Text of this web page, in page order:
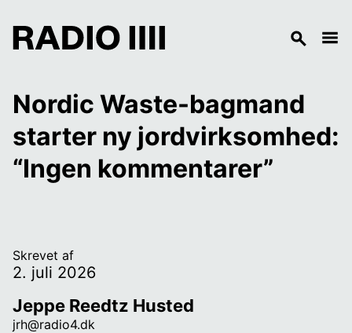
Nordic Waste-bagmand
starter ny jordvirksomhed:
“Ingen kommentarer”
Skrevet af
2. juli 2026
Jeppe Reedtz Husted
jrh@radio4.dk